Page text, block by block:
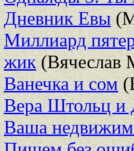
Дневник Евы
Миллиард
жик(Вячеслав
Ванечка и сом
Вера Штольц и
Ваша